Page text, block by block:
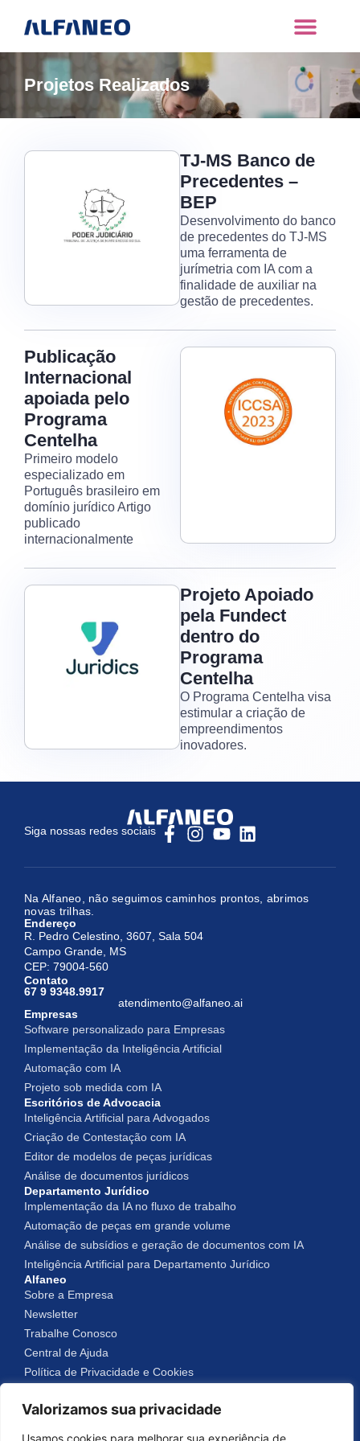
Valorizamos sua privacidade
Usamos cookies para melhorar sua experiência de
Projetos Realizados
TJ-MS Banco de
Precedentes –
BEP
Desenvolvimento do banco
de precedentes do TJ-MS
uma ferramenta de
jurímetria com IA com a
finalidade de auxiliar na
gestão de precedentes.
Publicação
Internacional
apoiada pelo
Programa
Centelha
Primeiro modelo
especializado em
Português brasileiro em
domínio jurídico Artigo
publicado
internacionalmente
Projeto Apoiado
pela Fundect
dentro do
Programa
Centelha
O Programa Centelha visa
estimular a criação de
empreendimentos
inovadores.
Siga nossas redes sociais
Na Alfaneo, não seguimos caminhos prontos, abrimos
novas trilhas.
Endereço
R. Pedro Celestino, 3607, Sala 504
Campo Grande, MS
CEP: 79004-560
Contato
67 9 9348.9917
atendimento@alfaneo.ai
Empresas
Software personalizado para Empresas
Implementação da Inteligência Artificial
Automação com IA
Projeto sob medida com IA
Escritórios de Advocacia
Inteligência Artificial para Advogados
Criação de Contestação com IA
Editor de modelos de peças jurídicas
Análise de documentos jurídicos
Departamento Jurídico
Implementação da IA no fluxo de trabalho
Automação de peças em grande volume
Análise de subsídios e geração de documentos com IA
Inteligência Artificial para Departamento Jurídico
Alfaneo
Sobre a Empresa
Newsletter
Trabalhe Conosco
Central de Ajuda
Política de Privacidade e Cookies
Alfaneo © 2025